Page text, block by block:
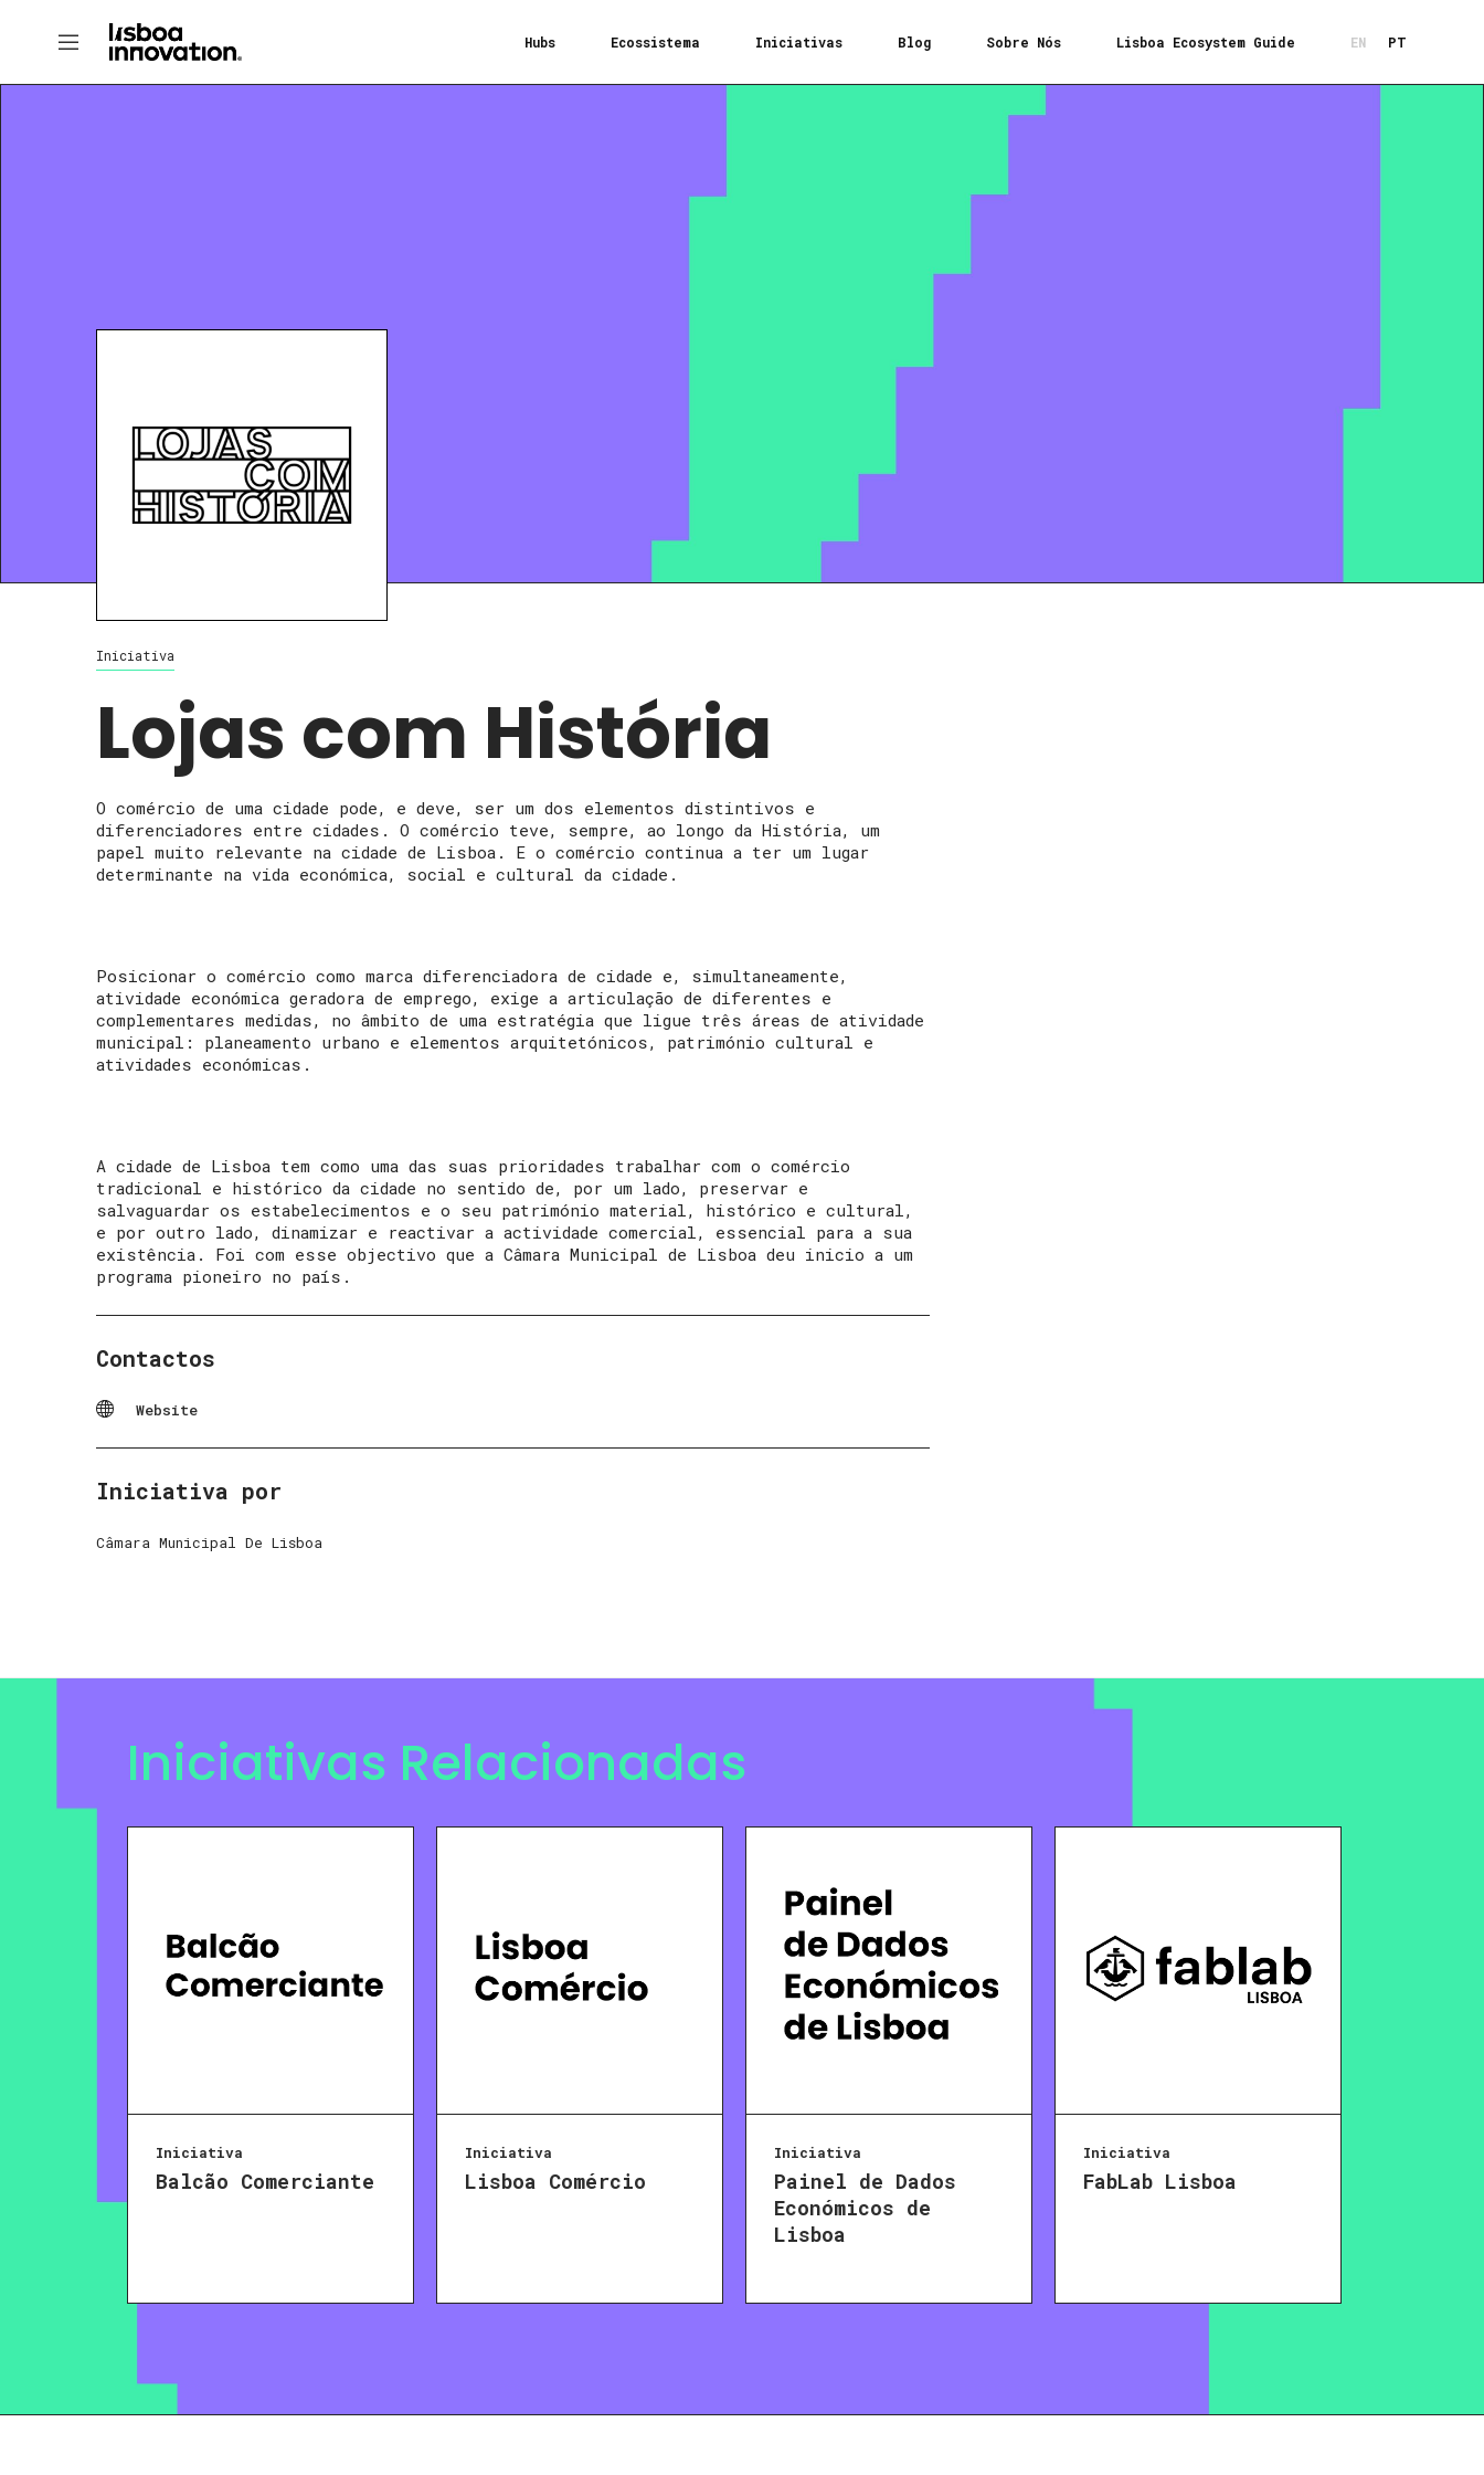
Hubs Ecossistema Iniciativas Blog Sobre Nós Lisboa Ecosystem Guide EN PT
Iniciativa
Lojas com História
O comércio de uma cidade pode, e deve, ser um dos elementos distintivos e
diferenciadores entre cidades. O comércio teve, sempre, ao longo da História, um
papel muito relevante na cidade de Lisboa. E o comércio continua a ter um lugar
determinante na vida económica, social e cultural da cidade.
Posicionar o comércio como marca diferenciadora de cidade e, simultaneamente,
atividade económica geradora de emprego, exige a articulação de diferentes e
complementares medidas, no âmbito de uma estratégia que ligue três áreas de atividade
municipal: planeamento urbano e elementos arquitetónicos, património cultural e
atividades económicas.
A cidade de Lisboa tem como uma das suas prioridades trabalhar com o comércio
tradicional e histórico da cidade no sentido de, por um lado, preservar e
salvaguardar os estabelecimentos e o seu património material, histórico e cultural,
e por outro lado, dinamizar e reactivar a actividade comercial, essencial para a sua
existência. Foi com esse objectivo que a Câmara Municipal de Lisboa deu inicio a um
programa pioneiro no país.
Contactos
Website
Iniciativa por
Câmara Municipal De Lisboa
Iniciativas Relacionadas
Iniciativa
Balcão Comerciante
Iniciativa
Lisboa Comércio
Iniciativa
Painel de Dados
Económicos de
Lisboa
Iniciativa
FabLab Lisboa